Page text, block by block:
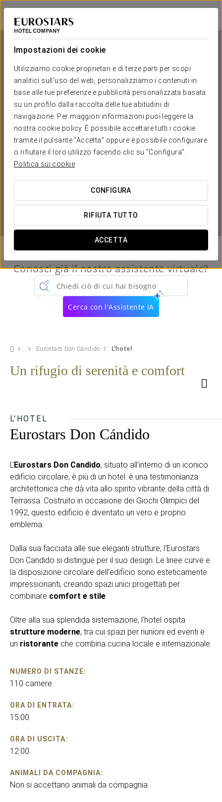
Impostazioni dei cookie
Utilizziamo cookie proprietari e di terze parti per scopi
analitici sull'uso del web, personalizziamo i contenuti in
base alle tue preferenze e pubblicità personalizzata basata
su un profilo dalla raccolta delle tue abitudini di
navigazione. Per maggiori informazioni puoi leggere la
nostra cookie policy. È possibile accettare tutti i cookie
tramite il pulsante "Accetta" oppure è possibile configurare
o rifiutare il loro utilizzo facendo clic su "Configura".
Politica sui cookie
CONFIGURA
RIFIUTA TUTTO
ACCETTA
Eurostars Don Cándido
BARCELLONA - TERRASSA
Eurostars Don Cándido
BARCELLONA - TERRASSA
QUANDO VUOI ANDARE?
Conosci già il nostro assistente virtuale?
Chiedi ciò di cui hai bisogno
Cerca con l'Assistente IA
Eurostars Don Cándido L'hotel
Un rifugio di serenità e comfort
L'HOTEL
Eurostars Don Cándido
L'Eurostars Don Candido, situato all'interno di un iconico
edificio circolare, è più di un hotel: è una testimonianza
architettonica che dà vita allo spirito vibrante della città di
Terrassa. Costruito in occasione dei Giochi Olimpici del
1992, questo edificio è diventato un vero e proprio
emblema.
Dalla sua facciata alle sue eleganti strutture, l'Eurostars
Don Candido si distingue per il suo design. Le linee curve e
la disposizione circolare dell'edificio sono esteticamente
impressionanti, creando spazi unici progettati per
combinare comfort e stile.
Oltre alla sua splendida sistemazione, l'hotel ospita
strutture moderne, tra cui spazi per riunioni ed eventi e
un ristorante che combina cucina locale e internazionale.
NUMERO DI STANZE:
110 camere.
ORA DI ENTRATA:
15:00.
ORA DI USCITA:
12:00.
ANIMALI DA COMPAGNIA:
Non si accettano animali da compagnia.